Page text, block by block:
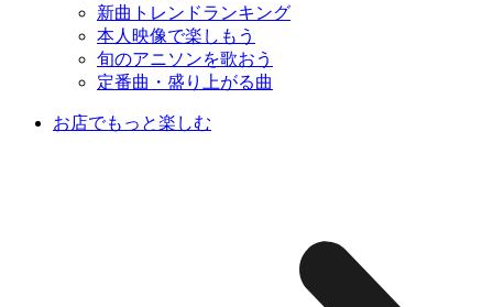
新曲トレンドランキング
本人映像で楽しもう
旬のアニソンを歌おう
定番曲・盛り上がる曲
お店でもっと楽しむ